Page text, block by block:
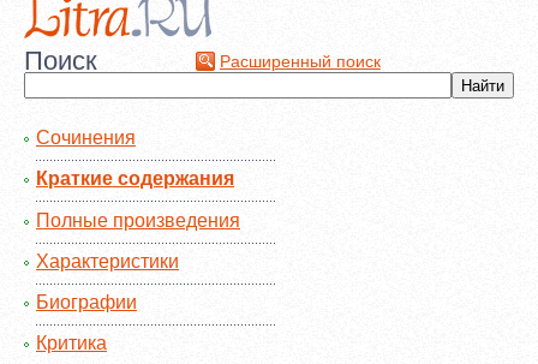
Поиск Расширенный поиск
Сочинения
Краткие содержания
Полные произведения
Характеристики
Биографии
Критика